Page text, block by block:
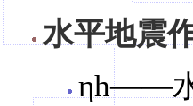
水平地震
ηh——水